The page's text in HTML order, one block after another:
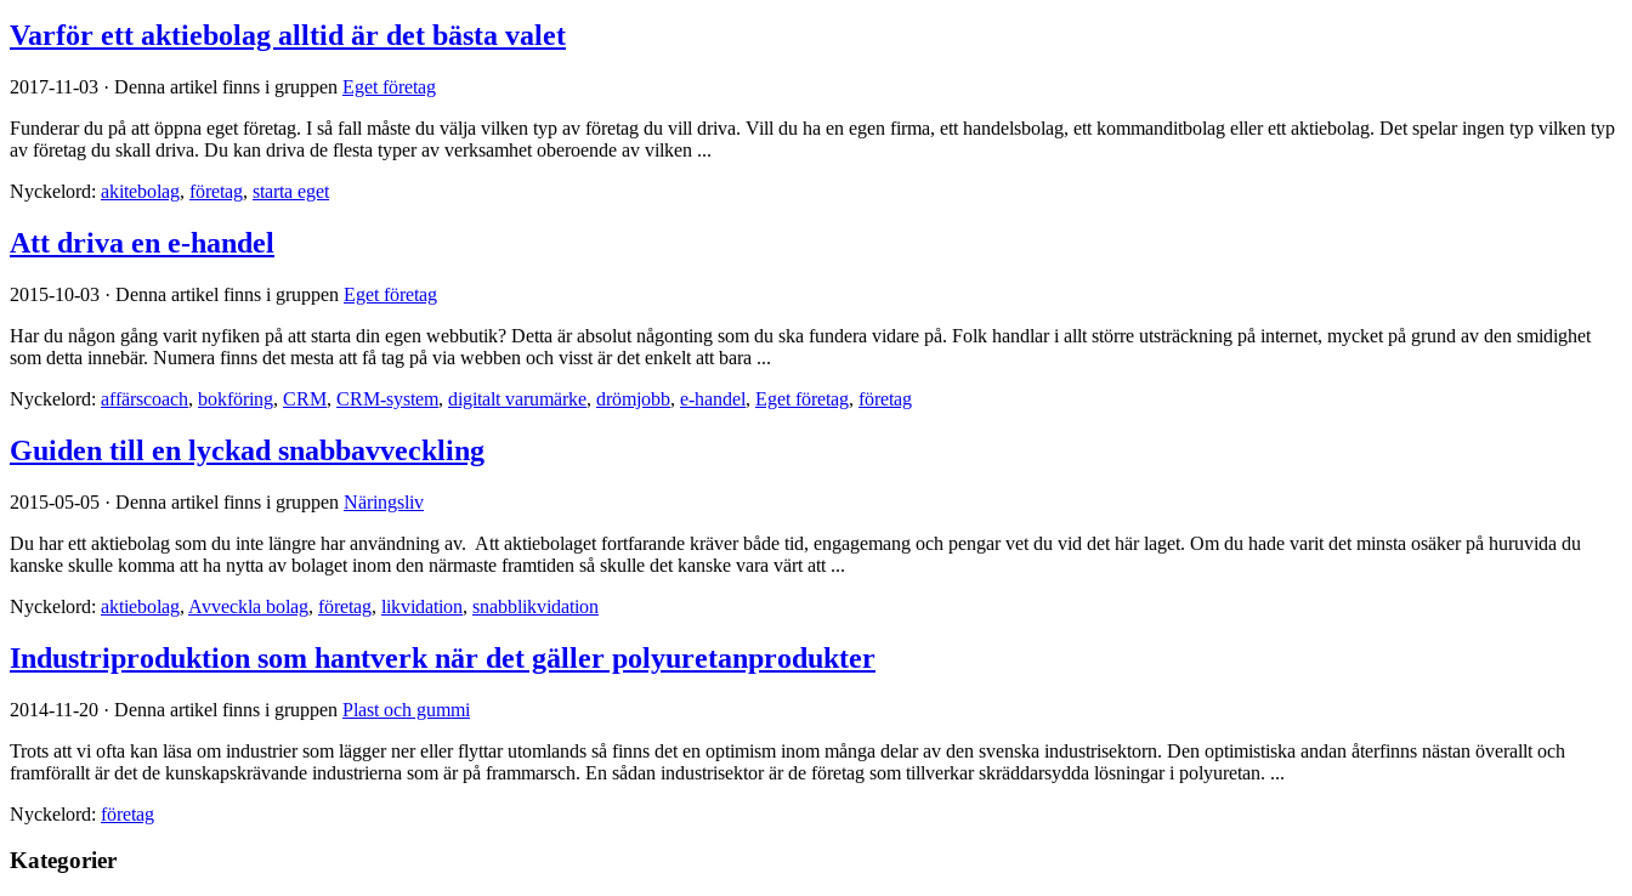
Varför ett aktiebolag alltid är det bästa valet
2017-11-03 · Denna artikel finns i gruppen Eget företag
Funderar du på att öppna eget företag. I så fall måste du välja vilken typ av företag du vill driva. Vill du ha en egen firma, ett handelsbolag, ett kommanditbolag eller ett aktiebolag. Det spelar ingen typ vilken typ
av företag du skall driva. Du kan driva de flesta typer av verksamhet oberoende av vilken ...
Nyckelord: akitebolag, företag, starta eget
Att driva en e-handel
2015-10-03 · Denna artikel finns i gruppen Eget företag
Har du någon gång varit nyfiken på att starta din egen webbutik? Detta är absolut någonting som du ska fundera vidare på. Folk handlar i allt större utsträckning på internet, mycket på grund av den smidighet
som detta innebär. Numera finns det mesta att få tag på via webben och visst är det enkelt att bara ...
Nyckelord: affärscoach, bokföring, CRM, CRM-system, digitalt varumärke, drömjobb, e-handel, Eget företag, företag
Guiden till en lyckad snabbavveckling
2015-05-05 · Denna artikel finns i gruppen Näringsliv
Du har ett aktiebolag som du inte längre har användning av. Att aktiebolaget fortfarande kräver både tid, engagemang och pengar vet du vid det här laget. Om du hade varit det minsta osäker på huruvida du
kanske skulle komma att ha nytta av bolaget inom den närmaste framtiden så skulle det kanske vara värt att ...
Nyckelord: aktiebolag, Avveckla bolag, företag, likvidation, snabblikvidation
Industriproduktion som hantverk när det gäller polyuretanprodukter
2014-11-20 · Denna artikel finns i gruppen Plast och gummi
Trots att vi ofta kan läsa om industrier som lägger ner eller flyttar utomlands så finns det en optimism inom många delar av den svenska industrisektorn. Den optimistiska andan återfinns nästan överallt och
framförallt är det de kunskapskrävande industrierna som är på frammarsch. En sådan industrisektor är de företag som tillverkar skräddarsydda lösningar i polyuretan. ...
Nyckelord: företag
Kategorier